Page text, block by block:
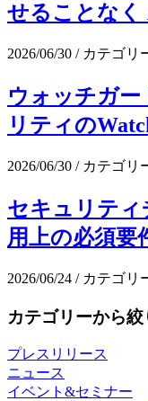
せることなく
2026/06/30 / カテゴリ
ウォッチガ
リティの
2026/06/30 / カテゴリ
セキュリテ
用上の必須要
2026/06/24 / カテゴリ
カテゴリーから
プレスリリース
ニュース
イベント&セミナー